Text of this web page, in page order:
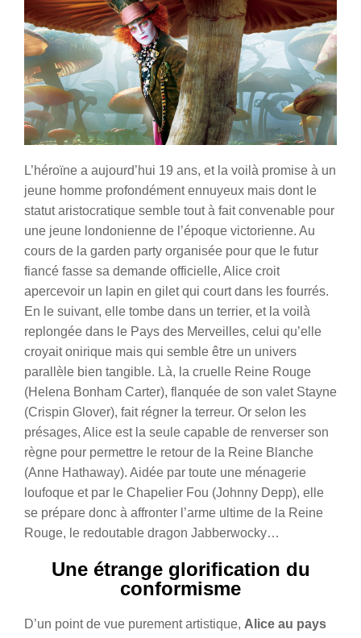
L’héroïne a aujourd’hui 19 ans, et la voilà promise à un
jeune homme profondément ennuyeux mais dont le
statut aristocratique semble tout à fait convenable pour
une jeune londonienne de l’époque victorienne. Au
cours de la garden party organisée pour que le futur
fiancé fasse sa demande officielle, Alice croit
apercevoir un lapin en gilet qui court dans les fourrés.
En le suivant, elle tombe dans un terrier, et la voilà
replongée dans le Pays des Merveilles, celui qu’elle
croyait onirique mais qui semble être un univers
parallèle bien tangible. Là, la cruelle Reine Rouge
(Helena Bonham Carter), flanquée de son valet Stayne
(Crispin Glover), fait régner la terreur. Or selon les
présages, Alice est la seule capable de renverser son
règne pour permettre le retour de la Reine Blanche
(Anne Hathaway). Aidée par toute une ménagerie
loufoque et par le Chapelier Fou (Johnny Depp), elle
se prépare donc à affronter l’arme ultime de la Reine
Rouge, le redoutable dragon Jabberwocky…
Une étrange glorification du
conformisme
D’un point de vue purement artistique, Alice au pays